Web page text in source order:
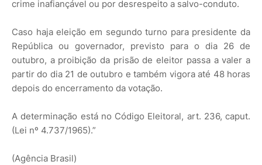
crime inafiançável ou por desrespeito a salvo-conduto.
Caso haja eleição em segundo turno para presidente da
República ou governador, previsto para o dia 26 de
outubro, a proibição da prisão de eleitor passa a valer a
partir do dia 21 de outubro e também vigora até 48 horas
depois do encerramento da votação.
A determinação está no Código Eleitoral, art. 236, caput.
(Lei nº 4.737/1965).”
(Agência Brasil)